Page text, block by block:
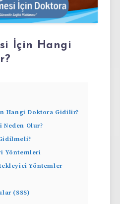
İçin Hangi
Hangi Doktora Gidilir?
Neden Olur?
Yöntemleri
Yöntemler
(SSS)